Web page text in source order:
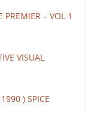
– VOL 1
VISUAL
) SPICE